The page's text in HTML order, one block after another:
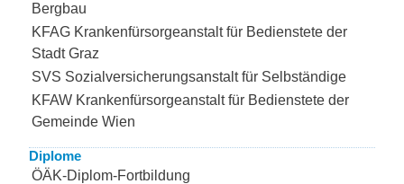
Bergbau
KFAG Krankenfürsorgeanstalt für Bedienstete der
Stadt Graz
SVS Sozialversicherungsanstalt für Selbständige
KFAW Krankenfürsorgeanstalt für Bedienstete der
Gemeinde Wien
Diplome
ÖÄK-Diplom-Fortbildung